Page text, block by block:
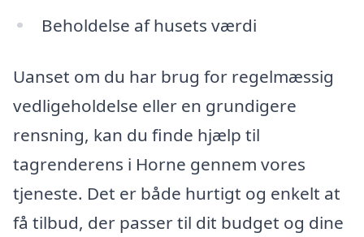
Beholdelse af husets værdi
Uanset om du har brug for regelmæssig
vedligeholdelse eller en grundigere
rensning, kan du finde hjælp til
tagrenderens i Horne gennem vores
tjeneste. Det er både hurtigt og enkelt at
få tilbud, der passer til dit budget og dine